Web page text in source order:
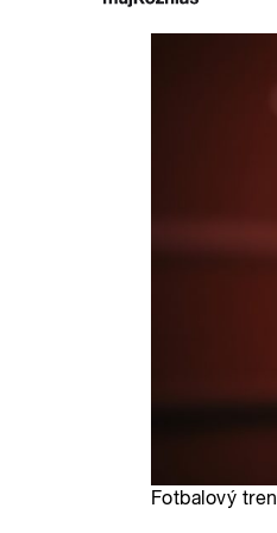
Fotbalový